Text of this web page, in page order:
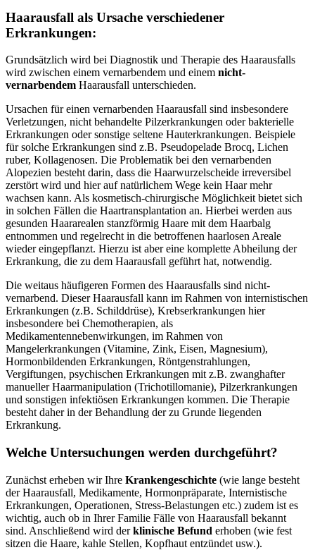
Haarausfall als Ursache verschiedener
Erkrankungen:
Grundsätzlich wird bei Diagnostik und Therapie des Haarausfalls
wird zwischen einem vernarbendem und einem nicht-
vernarbendem Haarausfall unterschieden.
Ursachen für einen vernarbenden Haarausfall sind insbesondere
Verletzungen, nicht behandelte Pilzerkrankungen oder bakterielle
Erkrankungen oder sonstige seltene Hauterkrankungen. Beispiele
für solche Erkrankungen sind z.B. Pseudopelade Brocq, Lichen
ruber, Kollagenosen. Die Problematik bei den vernarbenden
Alopezien besteht darin, dass die Haarwurzelscheide irreversibel
zerstört wird und hier auf natürlichem Wege kein Haar mehr
wachsen kann. Als kosmetisch-chirurgische Möglichkeit bietet sich
in solchen Fällen die Haartransplantation an. Hierbei werden aus
gesunden Haararealen stanzförmig Haare mit dem Haarbalg
entnommen und regelrecht in die betroffenen haarlosen Areale
wieder eingepflanzt. Hierzu ist aber eine komplette Abheilung der
Erkrankung, die zu dem Haarausfall geführt hat, notwendig.
Die weitaus häufigeren Formen des Haarausfalls sind nicht-
vernarbend. Dieser Haarausfall kann im Rahmen von internistischen
Erkrankungen (z.B. Schilddrüse), Krebserkrankungen hier
insbesondere bei Chemotherapien, als
Medikamentennebenwirkungen, im Rahmen von
Mangelerkrankungen (Vitamine, Zink, Eisen, Magnesium),
Hormonbildenden Erkrankungen, Röntgenstrahlungen,
Vergiftungen, psychischen Erkrankungen mit z.B. zwanghafter
manueller Haarmanipulation (Trichotillomanie), Pilzerkrankungen
und sonstigen infektiösen Erkrankungen kommen. Die Therapie
besteht daher in der Behandlung der zu Grunde liegenden
Erkrankung.
Welche Untersuchungen werden durchgeführt?
Zunächst erheben wir Ihre Krankengeschichte (wie lange besteht
der Haarausfall, Medikamente, Hormonpräparate, Internistische
Erkrankungen, Operationen, Stress-Belastungen etc.) zudem ist es
wichtig, auch ob in Ihrer Familie Fälle von Haarausfall bekannt
sind. Anschließend wird derklinische Befund erhoben (wie fest
sitzen die Haare, kahle Stellen, Kopfhaut entzündet usw.).